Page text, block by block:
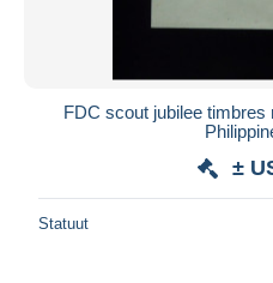
FDC scout jubilee timbres
±
Statuut